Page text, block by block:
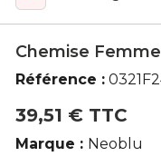
Chemise
Référence :
39,51 € TTC
Marque : Neoblu